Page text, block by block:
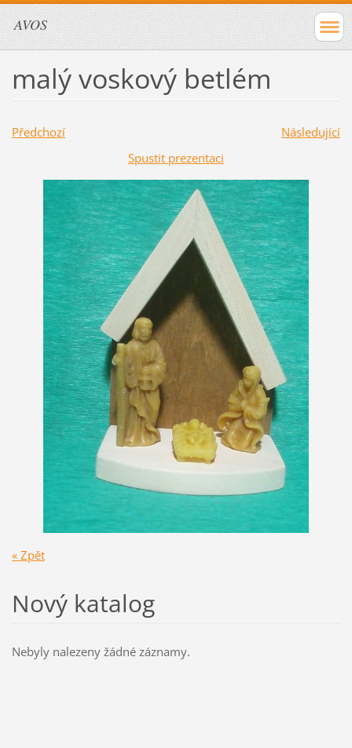
AVOS
malý voskový betlém
Předchozí
Následující
Spustit prezentaci
« Zpět
Nový katalog
Nebyly nalezeny žádné záznamy.